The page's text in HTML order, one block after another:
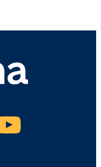
YouTube